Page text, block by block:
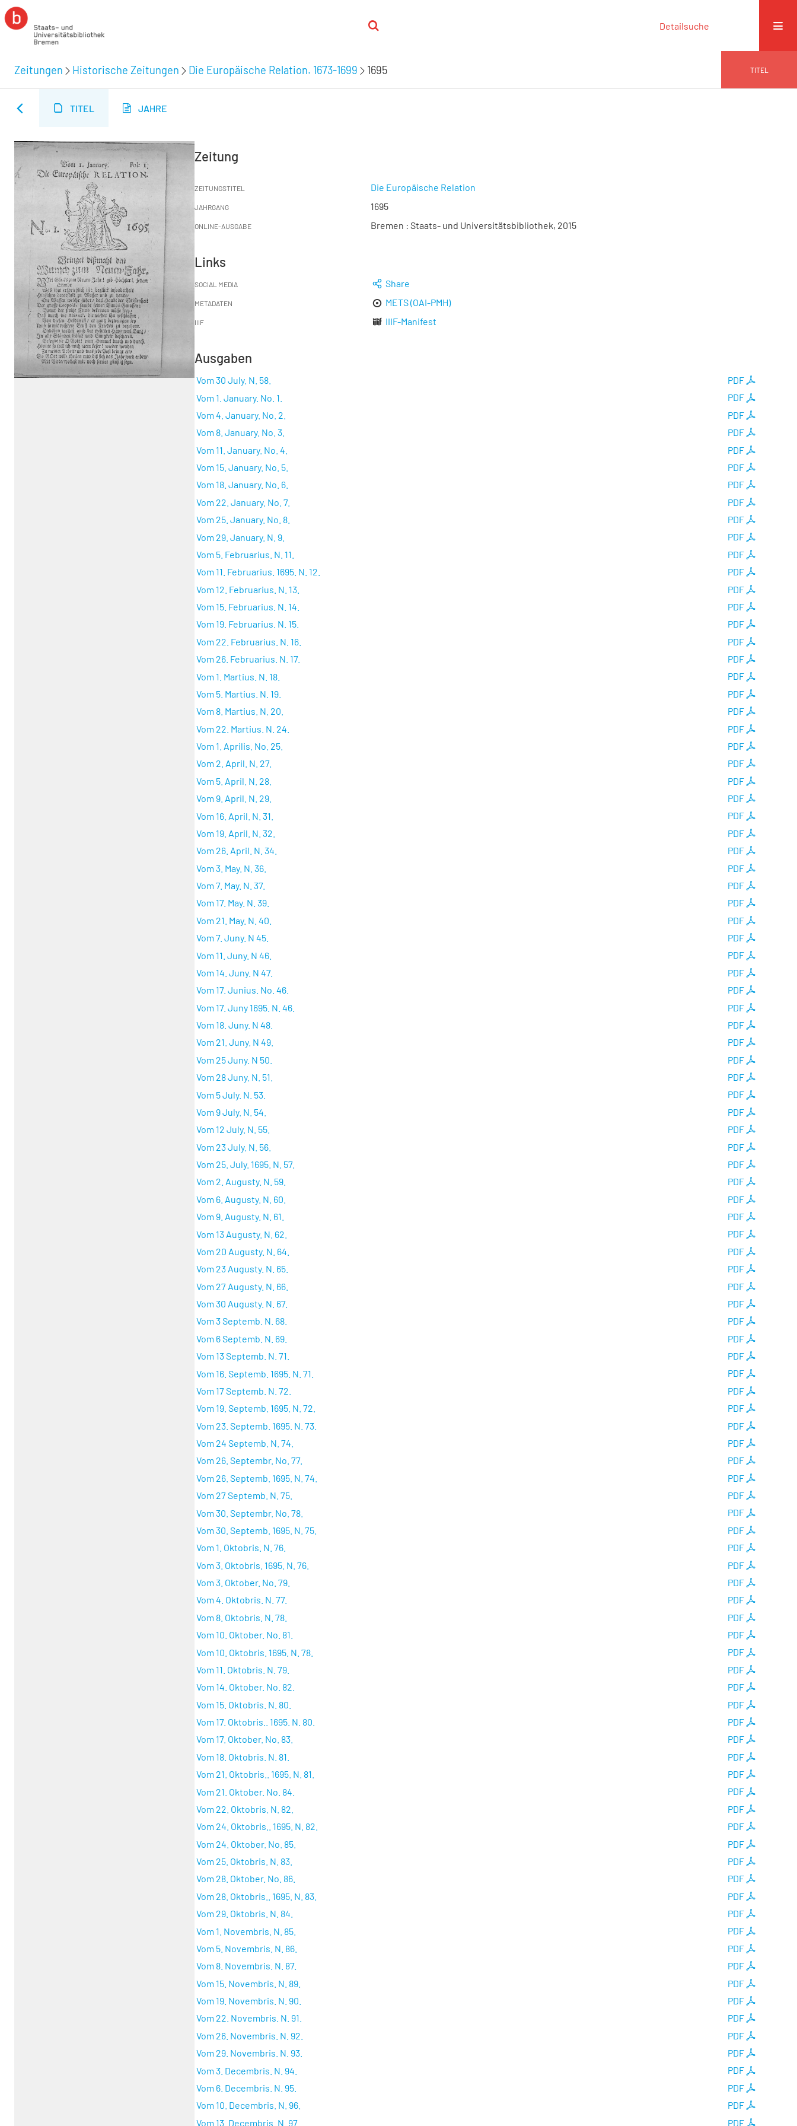
Detailsuche
Zeitungen Historische Zeitungen Die Europäische Relation. 1673-1699 1695 TITEL
TITEL JAHRE
Zeitung
ZEITUNGSTITEL Die Europäische Relation
JAHRGANG 1695
ONLINE-AUSGABE Bremen : Staats- und Universitätsbibliothek, 2015
Links
SOCIAL MEDIA Share
METADATEN METS (OAI-PMH)
IIIF IIIF-Manifest
Ausgaben
PDF
Vom 30 July. N. 58.
PDF
Vom 1. January. No. 1.
PDF
Vom 4. January. No. 2.
PDF
Vom 8. January. No. 3.
PDF
Vom 11. January. No. 4.
PDF
Vom 15. January. No. 5.
PDF
Vom 18. January. No. 6.
PDF
Vom 22. January. No. 7.
PDF
Vom 25. January. No. 8.
PDF
Vom 29. January. N. 9.
PDF
Vom 5. Februarius. N. 11.
PDF
Vom 11. Februarius. 1695. N. 12.
PDF
Vom 12. Februarius. N. 13.
PDF
Vom 15. Februarius. N. 14.
PDF
Vom 19. Februarius. N. 15.
PDF
Vom 22. Februarius. N. 16.
PDF
Vom 26. Februarius. N. 17.
PDF
Vom 1. Martius. N. 18.
PDF
Vom 5. Martius. N. 19.
PDF
Vom 8. Martius. N. 20.
PDF
Vom 22. Martius. N. 24.
PDF
Vom 1. Aprilis. No. 25.
PDF
Vom 2. April. N. 27.
PDF
Vom 5. April. N. 28.
PDF
Vom 9. April. N. 29.
PDF
Vom 16. April. N. 31.
PDF
Vom 19. April. N. 32.
PDF
Vom 26. April. N. 34.
PDF
Vom 3. May. N. 36.
PDF
Vom 7. May. N. 37.
PDF
Vom 17. May. N. 39.
PDF
Vom 21. May. N. 40.
PDF
Vom 7. Juny. N 45.
PDF
Vom 11. Juny. N 46.
PDF
Vom 14. Juny. N 47.
PDF
Vom 17. Junius. No. 46.
PDF
Vom 17. Juny 1695. N. 46.
PDF
Vom 18. Juny. N 48.
PDF
Vom 21. Juny. N 49.
PDF
Vom 25 Juny. N 50.
PDF
Vom 28 Juny. N. 51.
PDF
Vom 5 July. N. 53.
PDF
Vom 9 July. N. 54.
PDF
Vom 12 July. N. 55.
PDF
Vom 23 July. N. 56.
PDF
Vom 25. July. 1695. N. 57.
PDF
Vom 2. Augusty. N. 59.
PDF
Vom 6. Augusty. N. 60.
PDF
Vom 9. Augusty. N. 61.
PDF
Vom 13 Augusty. N. 62.
PDF
Vom 20 Augusty. N. 64.
PDF
Vom 23 Augusty. N. 65.
PDF
Vom 27 Augusty. N. 66.
PDF
Vom 30 Augusty. N. 67.
PDF
Vom 3 Septemb. N. 68.
PDF
Vom 6 Septemb. N. 69.
PDF
Vom 13 Septemb. N. 71.
PDF
Vom 16. Septemb. 1695. N. 71.
PDF
Vom 17 Septemb. N. 72.
PDF
Vom 19. Septemb. 1695. N. 72.
PDF
Vom 23. Septemb. 1695. N. 73.
PDF
Vom 24 Septemb. N. 74.
PDF
Vom 26. Septembr. No. 77.
PDF
Vom 26. Septemb. 1695. N. 74.
PDF
Vom 27 Septemb. N. 75.
PDF
Vom 30. Septembr. No. 78.
PDF
Vom 30. Septemb. 1695. N. 75.
PDF
Vom 1. Oktobris. N. 76.
PDF
Vom 3. Oktobris. 1695. N. 76.
PDF
Vom 3. Oktober. No. 79.
PDF
Vom 4. Oktobris. N. 77.
PDF
Vom 8. Oktobris. N. 78.
PDF
Vom 10. Oktober. No. 81.
PDF
Vom 10. Oktobris. 1695. N. 78.
PDF
Vom 11. Oktobris. N. 79.
PDF
Vom 14. Oktober. No. 82.
PDF
Vom 15. Oktobris. N. 80.
PDF
Vom 17. Oktobris.. 1695. N. 80.
PDF
Vom 17. Oktober. No. 83.
PDF
Vom 18. Oktobris. N. 81.
PDF
Vom 21. Oktobris.. 1695. N. 81.
PDF
Vom 21. Oktober. No. 84.
PDF
Vom 22. Oktobris. N. 82.
PDF
Vom 24. Oktobris.. 1695. N. 82.
PDF
Vom 24. Oktober. No. 85.
PDF
Vom 25. Oktobris. N. 83.
PDF
Vom 28. Oktober. No. 86.
PDF
Vom 28. Oktobris.. 1695. N. 83.
PDF
Vom 29. Oktobris. N. 84.
PDF
Vom 1. Novembris. N. 85.
PDF
Vom 5. Novembris. N. 86.
PDF
Vom 8. Novembris. N. 87.
PDF
Vom 15. Novembris. N. 89.
PDF
Vom 19. Novembris. N. 90.
PDF
Vom 22. Novembris. N. 91.
PDF
Vom 26. Novembris. N. 92.
PDF
Vom 29. Novembris. N. 93.
PDF
Vom 3. Decembris. N. 94.
PDF
Vom 6. Decembris. N. 95.
PDF
Vom 10. Decembris. N. 96.
PDF
Vom 13. Decembris. N. 97.